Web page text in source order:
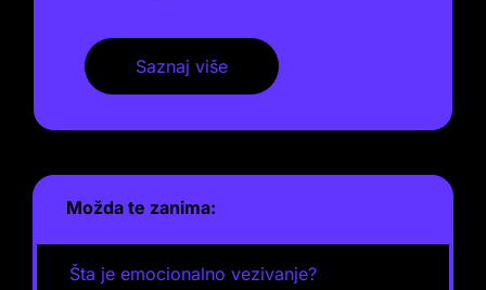
Saznaj više
Možda te zanima:
Šta je emocionalno vezivanje?